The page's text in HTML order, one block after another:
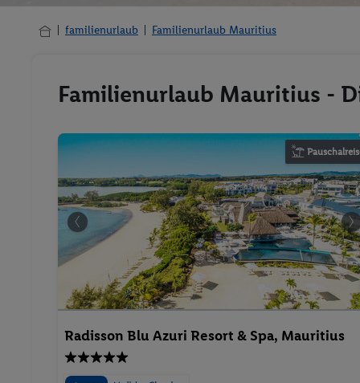
familienurlaub Familienurlaub Mauritius
Familienurlaub Mauritius -
Radisson Blu Azuri Resort & Spa, Mauritius